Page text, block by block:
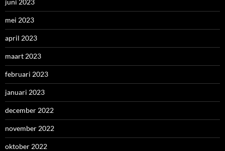
juni 2023
mei 2023
april 2023
maart 2023
februari 2023
januari 2023
december 2022
november 2022
oktober 2022